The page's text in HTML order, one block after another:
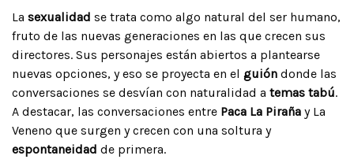
La sexualidad se trata como algo natural del ser humano,
fruto de las nuevas generaciones en las que crecen sus
directores. Sus personajes están abiertos a plantearse
nuevas opciones, y eso se proyecta en el guión donde las
conversaciones se desvían con naturalidad a temas tabú.
A destacar, las conversaciones entre Paca La Piraña y La
Veneno que surgen y crecen con una soltura y
espontaneidad de primera.